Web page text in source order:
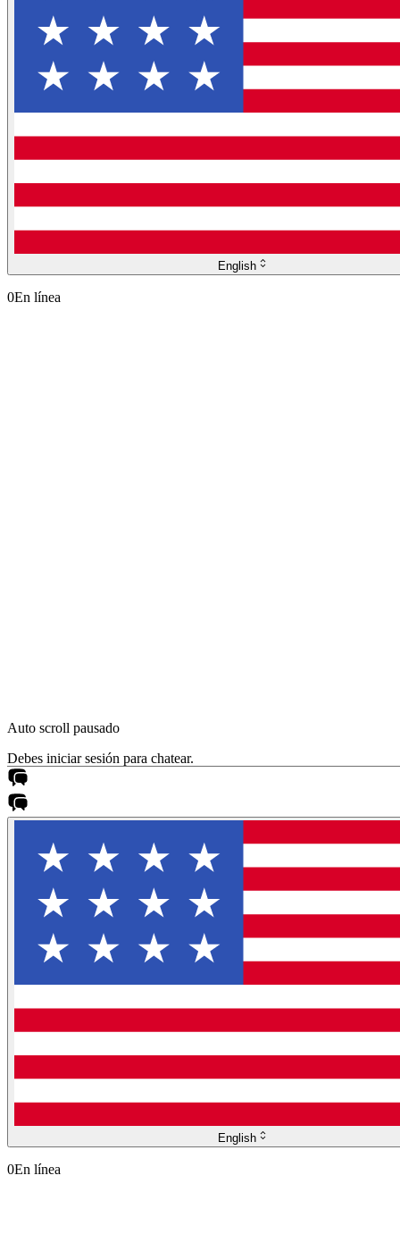
English
0En línea
Auto scroll pausado
Debes iniciar sesión para chatear.
English
0En línea